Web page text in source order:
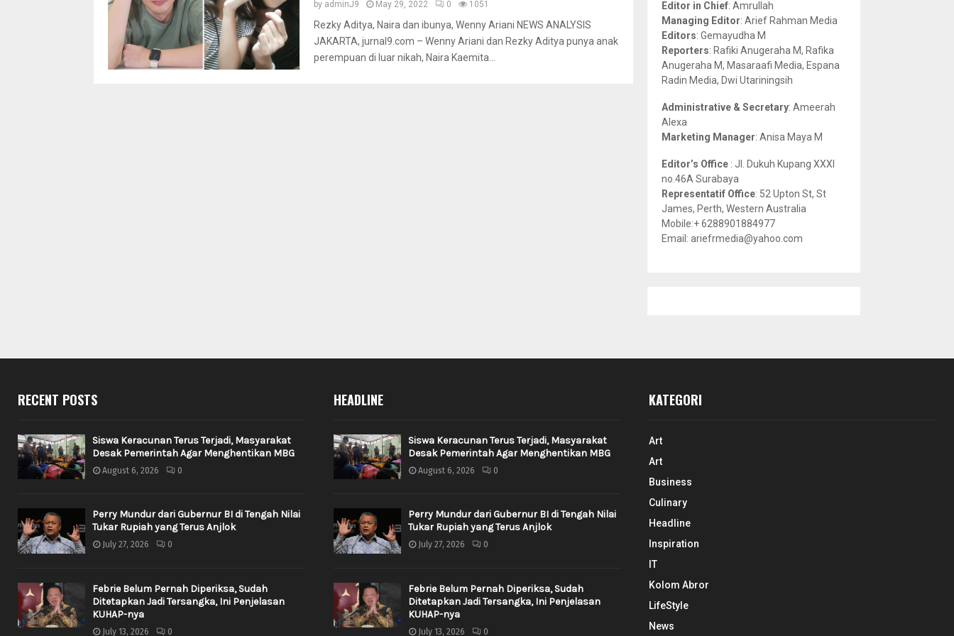
by adminJ9 May 29, 2022 0 1051
Rezky Aditya, Naira dan ibunya, Wenny Ariani NEWS ANALYSIS
JAKARTA, jurnal9.com – Wenny Ariani dan Rezky Aditya punya anak
perempuan di luar nikah, Naira Kaemita...
r
:
R
H
Editor in Chief: Amrullah
Managing Editor: Arief Rahman Media
Editors: Gemayudha M
Reporters: Rafiki Anugeraha M, Rafika
Anugeraha M, Masaraafi Media, Espana
Radin Media, Dwi Utariningsih
Administrative & Secretary: Ameerah
Alexa
Marketing Manager: Anisa Maya M
Editor’s Office : Jl. Dukuh Kupang XXXI
no.46A Surabaya
Representatif Office: 52 Upton St, St
James, Perth, Western Australia
Mobile:+ 6288901884977
Email: ariefrmedia@yahoo.com
RECENT POSTS
Siswa Keracunan Terus Terjadi, Masyarakat
Desak Pemerintah Agar Menghentikan MBG
August 6, 2026 0
Perry Mundur dari Gubernur BI di Tengah Nilai
Tukar Rupiah yang Terus Anjlok
July 27, 2026 0
Febrie Belum Pernah Diperiksa, Sudah
Ditetapkan Jadi Tersangka, Ini Penjelasan
KUHAP-nya
July 13, 2026 0
HEADLINE
Siswa Keracunan Terus Terjadi, Masyarakat
Desak Pemerintah Agar Menghentikan MBG
August 6, 2026 0
Perry Mundur dari Gubernur BI di Tengah Nilai
Tukar Rupiah yang Terus Anjlok
July 27, 2026 0
Febrie Belum Pernah Diperiksa, Sudah
Ditetapkan Jadi Tersangka, Ini Penjelasan
KUHAP-nya
July 13, 2026 0
KATEGORI
Art
Art
Business
Culinary
Headline
Inspiration
IT
Kolom Abror
LifeStyle
News